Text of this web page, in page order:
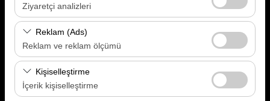
dışı bırakılamaz.
Ziyaretçi analizleri
Bu çerezler, sitemizin nasıl kullanıldığını (ziyaretçi sayısı,
en çok ziyaret edilen sayfalar, kullanıcı davranışları)
analiz etmemizi sağlar. Bu veriler, web sitesi
performansını ölçmek ve kullanıcı deneyimini sürekli
iyileştirmek için kullanılır.
Reklam (Ads)
Reklam ve reklam ölçümü
Bu çerezler, size ilgi alanlarınıza uygun kişiselleştirilmiş
reklamlar göstermemize ve reklam kampanyalarımızın
etkinliğini (gösterim sayısı, tıklama oranı) ölçmemize
Kişiselleştirme
İçerik kişiselleştirme
Bırakış Tarih & Saat
09:00
Ara